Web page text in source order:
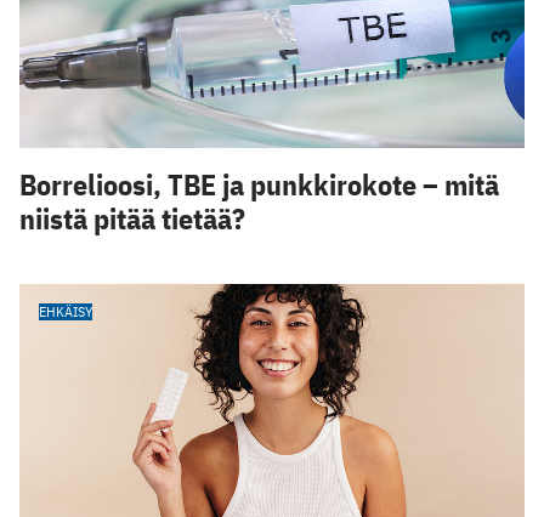
Borrelioosi, TBE ja punkkirokote – mitä
niistä pitää tietää?
EHKÄISY